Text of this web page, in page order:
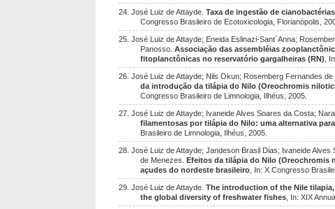
24. José Luiz de Attayde. Taxa de ingestão de
Congresso Brasileiro de Ecotoxicologia, Florianópolis,
25. José Luiz de Attayde; Eneida Eslinazi-Sant´Anna;
Panosso.Associação das assembléias
fitoplanctônicas no reservatório gargalheiras (RN)
,
26. José Luiz de Attayde; Nils Okun; Rosemberg Fernandes
da introdução da tilápia do Nilo (Oreochromis
Congresso Brasileiro de Limnologia, Ilhéus, 2005.
27. José Luiz de Attayde; Ivaneide Alves Soares da Costa;
filamentosas por tilápia do Nilo: uma alternativa
Brasileiro de Limnologia, Ilhéus, 2005.
28. José Luiz de Attayde; Jandeson Brasil Dias; Ivaneide
de Menezes.Efeitos da tilápia do Nilo
açudes do nordeste brasileiro , In: X Congresso
29. José Luiz de Attayde. The introduction of the Nile
the global diversity of freshwater fishes , In: XIX